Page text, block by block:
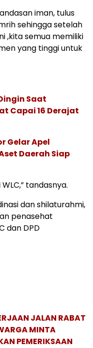
iman, tulus
sehingga setelah
,kita semua memiliki
yang tinggi untuk
Saat
Capai 16 Derajat
Gelar Apel
Daerah Siap
tandasnya.
dan shilaturahmi,
penasehat
dan DPD
JALAN RABAT
MINTA
PEMERIKSAAN